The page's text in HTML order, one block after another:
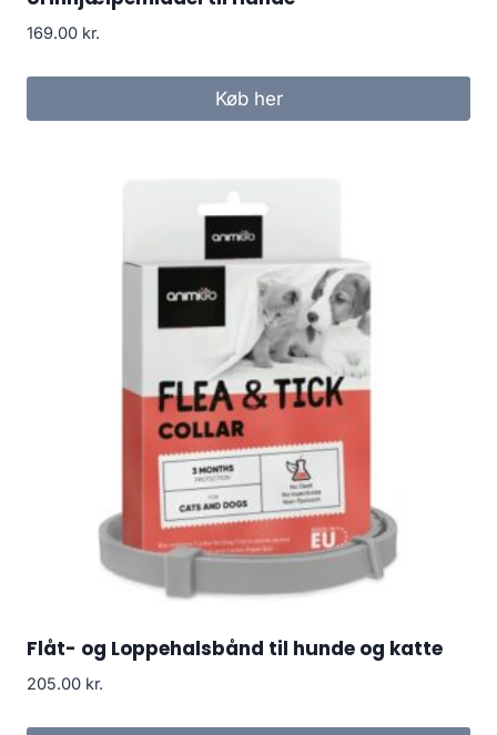
169.00 kr.
Køb her
Flåt- og Loppehalsbånd til hunde og katte
205.00 kr.